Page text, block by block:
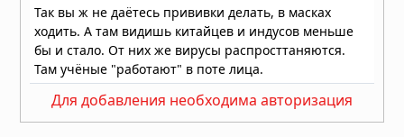
технологического института нашли
доказательства “Что-то
катастрофическое” Случилось с
Нептуном В 1989 году
02.08.2026 в 09:15
Космический ураган из бездны:
ветер чёрной дыры оказался в сто
Для добавления необходима авторизация